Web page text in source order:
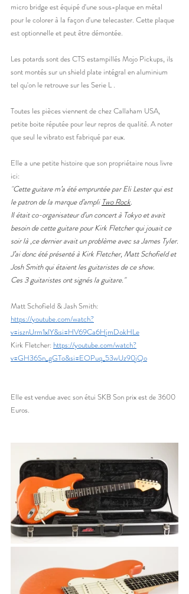
micro bridge est équipé d'une sous-plaque en métal
pour le colorer à la façon d'une telecaster. Cette plaque
est optionnelle et peut être démontée.
Les potards sont des CTS estampillés Mojo Pickups, ils
sont montés sur un shield plate intégral en aluminium
tel qu'on le retrouve sur les Serie L .
Toutes les pièces viennent de chez Callaham USA,
petite boite réputée pour leur repros de qualité. A noter
que seul le vibrato est fabriqué par eux.
Elle a une petite histoire que son propriétaire nous livre
ici:
"Cette guitare m’a été empruntée par Eli Lester qui est
le patron de la marque d’ampli Two Rock.
Il était co-organisateur d’un concert à Tokyo et avait
besoin de cette guitare pour Kirk Fletcher qui jouait ce
soir là ,ce dernier avait un problème avec sa James Tyler.
J’ai donc été présenté à Kirk Fletcher, Matt Schofield et
Josh Smith qui étaient les guitaristes de ce show.
Ces 3 guitaristes ont signés la guitare."
Matt Schofield & Jash Smith:
https://youtube.com/watch?
v=isznUrm1xlY&si=HV69Ca6HjmDokHLe
Kirk Fletcher: https://youtube.com/watch?
v=GH36Sn_gGTo&si=EOPuq_53wUz90jQo
Elle est vendue avec son étui SKB Son prix est de 3600
Euros.